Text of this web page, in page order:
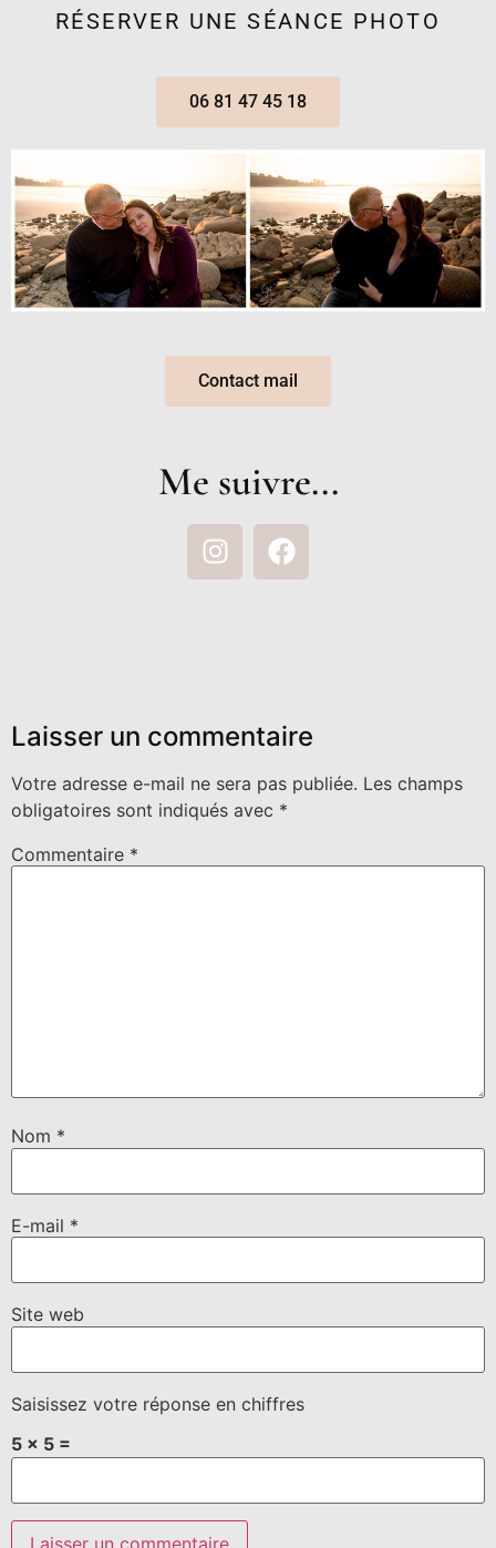
RÉSERVER UNE SÉANCE PHOTO
06 81 47 45 18
Contact mail
Me suivre...
Laisser un commentaire
Votre adresse e-mail ne sera pas publiée. Les champs
obligatoires sont indiqués avec *
Commentaire *
Nom *
E-mail *
Site web
Saisissez votre réponse en chiffres
5 × 5 =